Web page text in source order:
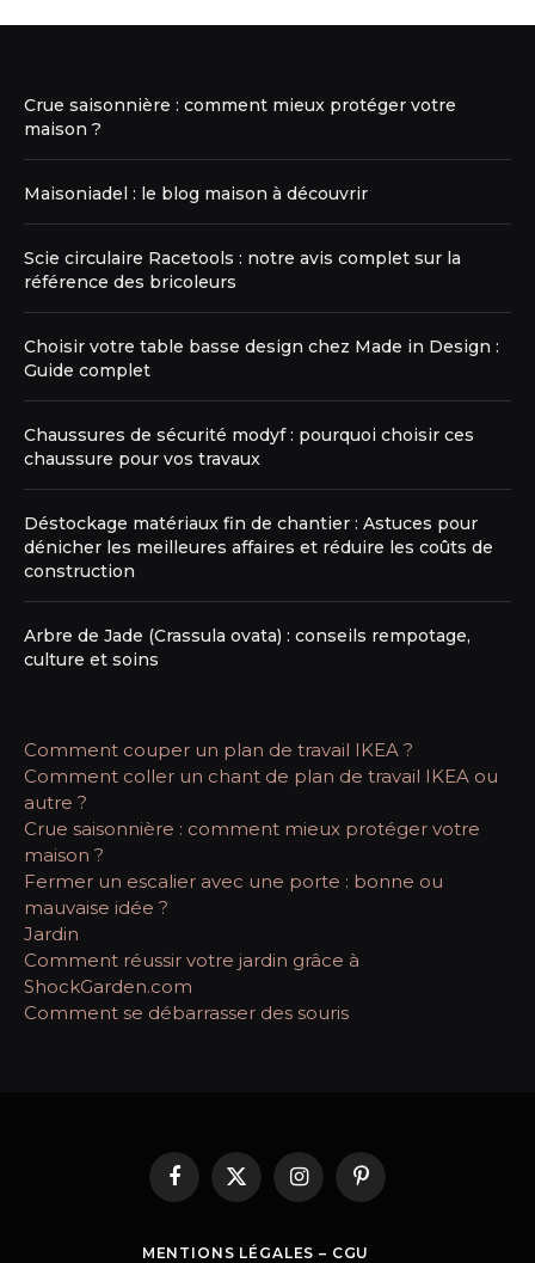
Crue saisonnière : comment mieux protéger votre
maison ?
Maisoniadel : le blog maison à découvrir
Scie circulaire Racetools : notre avis complet sur la
référence des bricoleurs
Choisir votre table basse design chez Made in Design :
Guide complet
Chaussures de sécurité modyf : pourquoi choisir ces
chaussure pour vos travaux
Déstockage matériaux fin de chantier : Astuces pour
dénicher les meilleures affaires et réduire les coûts de
construction
Arbre de Jade (Crassula ovata) : conseils rempotage,
culture et soins
Comment couper un plan de travail IKEA ?
Comment coller un chant de plan de travail IKEA ou
autre ?
Crue saisonnière : comment mieux protéger votre
maison ?
Fermer un escalier avec une porte : bonne ou
mauvaise idée ?
Jardin
Comment réussir votre jardin grâce à
ShockGarden.com
Comment se débarrasser des souris
Facebook
X
(Twitter)
InstagramPinterest
MENTIONS LÉGALES – CGU